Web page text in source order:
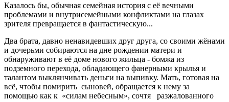
Казалось бы, обычная семейная история с её вечными
проблемами и внутрисемейными конфликтами на глазах
зрителя превращается в фантастическую...
Два брата, давно ненавидевших друг друга, со своими жёнами
и дочерьми собираются на дне рождении матери и
обнаруживают в её доме нового жильца - бомжа из
подземного перехода, обладающего фанерными крылья и
талантом выклянчивать деньги на выпивку. Мать, готовая на
всё, чтобы помирить сыновей, обращается к нему за
помощью как к «силам небесным», сочтя разжалованного